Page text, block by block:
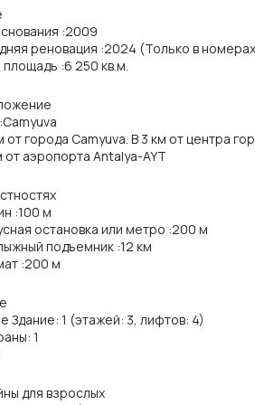
:2009
реновация :2024 (Только в
:6 250 кв.м.
:Camyuva
от города Camyuva. В 3 км от центра
от аэропорта Antalya-AYT
:100 м
остановка или метро :200 м
подъемник :12 км
:200 м
Здание: 1 (этажей: 3, лифтов: 4)
1
для взрослых